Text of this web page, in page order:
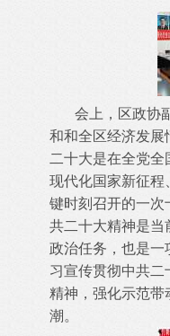
会上，区政协
和和全区经济发展
二十大是在全党全
现代化国家新征程
键时刻召开的一次
共二十大精神是当
政治任务，也是一
习宣传贯彻中共
精神，强化示范带
潮。